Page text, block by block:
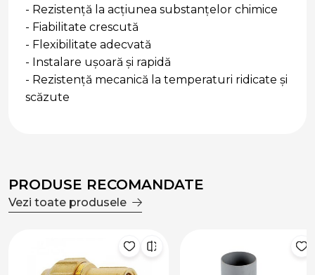
- Rezistență la acțiunea substanțelor chimice
- Fiabilitate crescută
- Flexibilitate adecvată
- Instalare ușoară și rapidă
- Rezistență mecanică la temperaturi ridicate și
scăzute
PRODUSE RECOMANDATE
Vezi toate produsele